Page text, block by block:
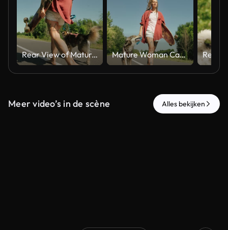
Rear View of Mature Woman Carrying Skateboard While Walking with Pet Dog Along Country Road in Summer Mature Woman Carrying Skateboard While Walking with Pet Dog Along Country Road in Summer
Meer video’s in de scène Alles bekijken